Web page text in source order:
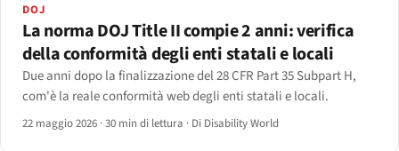
DOJ
La norma DOJ Title II compie 2 anni: verifica
della conformità degli enti statali e locali
Due anni dopo la finalizzazione del 28 CFR Part 35 Subpart H,
com'è la reale conformità web degli enti statali e locali.
22 maggio 2026 ·30 min di lettura · Di Disability World